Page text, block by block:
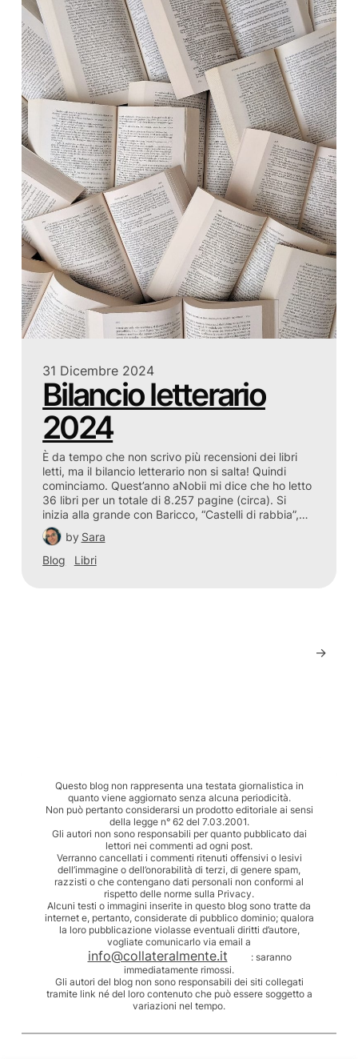
31 Dicembre 2024
Bilancio letterario
2024
È da tempo che non scrivo più recensioni dei libri
letti, ma il bilancio letterario non si salta! Quindi
cominciamo. Quest’anno aNobii mi dice che ho letto
36 libri per un totale di 8.257 pagine (circa). Si
inizia alla grande con Baricco, “Castelli di rabbia”,…
by Sara
Blog
Libri
→
Questo blog non rappresenta una testata giornalistica in
quanto viene aggiornato senza alcuna periodicità.
Non può pertanto considerarsi un prodotto editoriale ai sensi
della legge n° 62 del 7.03.2001.
Gli autori non sono responsabili per quanto pubblicato dai
lettori nei commenti ad ogni post.
Verranno cancellati i commenti ritenuti offensivi o lesivi
dell’immagine o dell’onorabilità di terzi, di genere spam,
razzisti o che contengano dati personali non conformi al
rispetto delle norme sulla Privacy.
Alcuni testi o immagini inserite in questo blog sono tratte da
internet e, pertanto, considerate di pubblico dominio; qualora
la loro pubblicazione violasse eventuali diritti d’autore,
vogliate comunicarlo via email a
info@collateralmente.it
: saranno
immediatamente rimossi.
Gli autori del blog non sono responsabili dei siti collegati
tramite link né del loro contenuto che può essere soggetto a
variazioni nel tempo.